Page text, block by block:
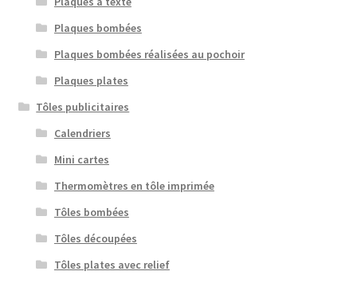
Plaques bombées
Plaques bombées réalisées au pochoir
Plaques plates
Tôles publicitaires
Calendriers
Mini cartes
Thermomètres en tôle imprimée
Tôles bombées
Tôles découpées
Tôles plates avec relief